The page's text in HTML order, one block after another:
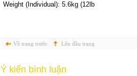
Weight (Individual): 5.6kg (12lb
Về trang trước Lên đầu trang
Ý kiến bình luận